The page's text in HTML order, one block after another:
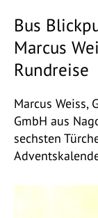
Bus
Marcus
Rundreise
Marcus Weiss,
GmbH aus
sechsten